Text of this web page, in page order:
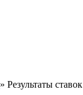
» Результаты ставок